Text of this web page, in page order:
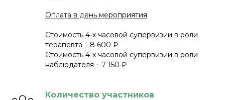
Оплата в день мероприятия
Стоимость 4-х часовой супервизии в роли
терапевта – 8 600 ₽
Стоимость 4-х часовой супервизии в роли
наблюдателя – 7 150 ₽
Количество участников